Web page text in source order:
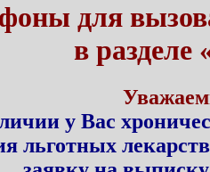
для
в
у Вас
льготных